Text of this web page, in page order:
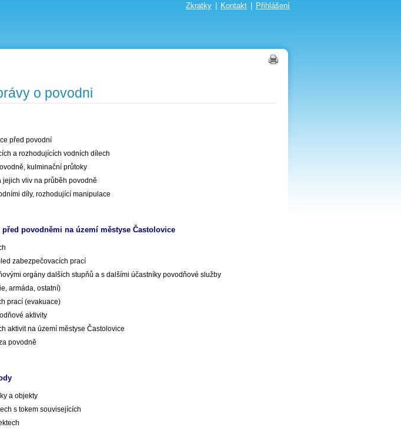
Zkratky Kontakt Přihlášení
o povodni
před povodní
a rozhodujících vodních dílech
kulminační průtoky
jejich vliv na průběh povodně
díly, rozhodující manipulace
povodněmi na území městyse Častolovice
zabezpečovacích prací
orgány dalších stupňů a s dalšími účastníky povodňové služby
armáda, ostatní)
prací (evakuace)
aktivity
aktivit na území městyse Častolovice
povodně
a objekty
s tokem souvisejících